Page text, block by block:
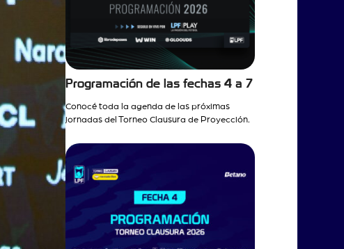
Programación de las fechas 4 a 7
Conocé toda la agenda de las próximas
jornadas del Torneo Clausura de Proyección.